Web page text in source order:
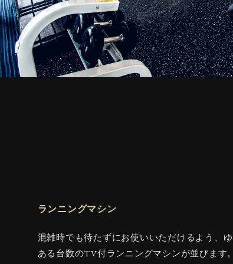
ランニングマシン
混雑時でも待たずにお使いいただけるよう、ゆ
ある台数のTV付ランニングマシンが並びます